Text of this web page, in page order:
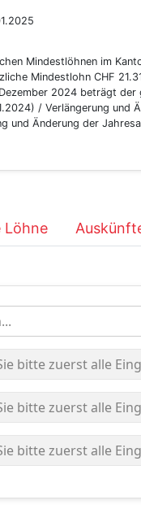
Mindestlöhnen im
Mindestlohn CHF
2024 beträgt
/ Verlängerung
und Änderung der
Löhne
bitte zuerst alle
bitte zuerst alle
bitte zuerst alle